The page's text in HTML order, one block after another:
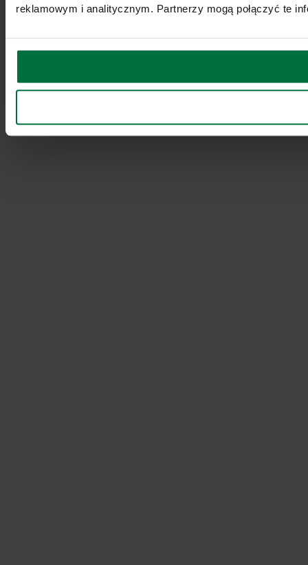
reklamowym i analitycznym. Partnerzy mogą połączyć te